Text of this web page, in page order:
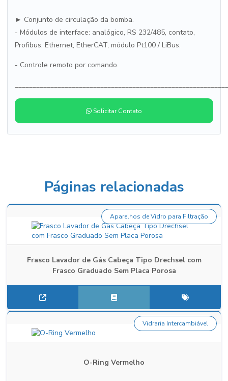
► Conjunto de circulação da bomba.
- Módulos de interface: analógico, RS 232/485, contato,
Profibus, Ethernet, EtherCAT, módulo Pt100 / LiBus.
- Controle remoto por comando.
Solicitar Contato
Páginas relacionadas
Frasco Lavador de Gás Cabeça Tipo Drechsel com
Frasco Graduado Sem Placa Porosa
Aparelhos de Vidro para Filtração
O-Ring Vermelho
Vidraria Intercambiável